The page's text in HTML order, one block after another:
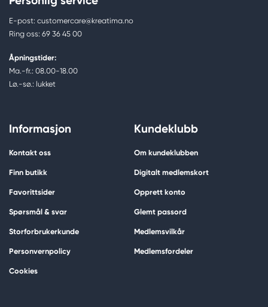
E-post: customercare@kreatima.no
Ring oss: 69 36 45 00
Åpningstider:
Ma.-fr.: 08.00-18.00
Lø.-sø.: lukket
Informasjon
Kontakt oss
Finn butikk
Favorittsider
Spørsmål & svar
Storforbrukerkunde
Personvernpolicy
Cookies
Kundeklubb
Om kundeklubben
Digitalt medlemskort
Opprett konto
Glemt passord
Medlemsvilkår
Medlemsfordeler